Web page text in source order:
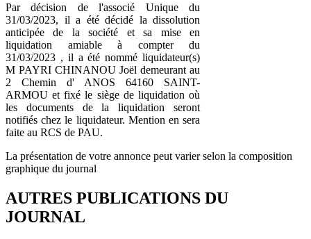
Par décision de l'associé Unique du
31/03/2023, il a été décidé la dissolution
anticipée de la société et sa mise en
liquidation amiable à compter du
31/03/2023 , il a été nommé liquidateur(s)
M PAYRI CHINANOU Joël demeurant au
2 Chemin d' ANOS 64160 SAINT-
ARMOU et fixé le siège de liquidation où
les documents de la liquidation seront
notifiés chez le liquidateur. Mention en sera
faite au RCS de PAU.
La présentation de votre annonce peut varier selon la composition
graphique du journal
AUTRES PUBLICATIONS DU
JOURNAL